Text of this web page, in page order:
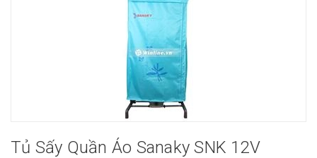
Tủ Sấy Quần Áo Sanaky SNK 12V